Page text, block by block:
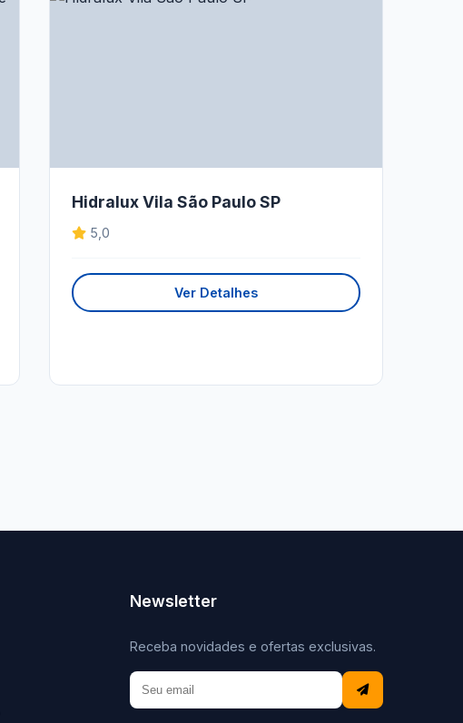
Hidralux Vila São Paulo SP
5,0
Ver Detalhes
Newsletter
Receba novidades e ofertas exclusivas.